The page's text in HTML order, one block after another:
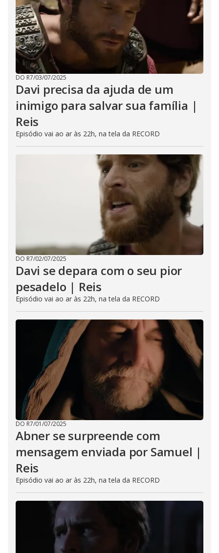
DO R7/03/07/2025
Davi precisa da ajuda de um
inimigo para salvar sua família |
Reis
Episódio vai ao ar às 22h, na tela da RECORD
DO R7/02/07/2025
Davi se depara com o seu pior
pesadelo | Reis
Episódio vai ao ar às 22h, na tela da RECORD
DO R7/01/07/2025
Abner se surpreende com
mensagem enviada por Samuel |
Reis
Episódio vai ao ar às 22h, na tela da RECORD